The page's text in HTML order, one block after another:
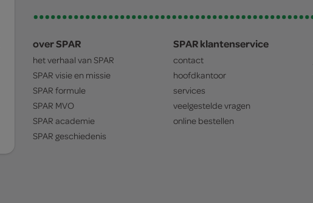
over SPAR
het verhaal van SPAR
SPAR visie en missie
SPAR formule
SPAR MVO
SPAR academie
SPAR geschiedenis
SPAR klantenservice
contact
hoofdkantoor
services
veelgestelde vragen
online bestellen